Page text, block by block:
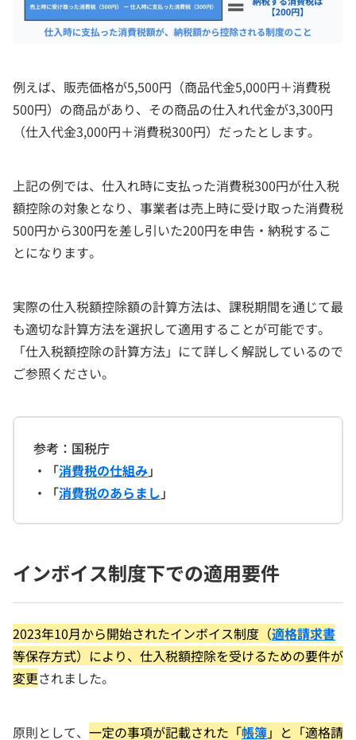
例えば、販売価格が5,500円（商品代金5,000円＋消費税
500円）の商品があり、その商品の仕入れ代金が3,300円
（仕入代金3,000円＋消費税300円）だったとします。
上記の例では、仕入れ時に支払った消費税300円が仕入税
額控除の対象となり、事業者は売上時に受け取った消費税
500円から300円を差し引いた200円を申告・納税するこ
とになります。
実際の仕入税額控除額の計算方法は、課税期間を通じて最
も適切な計算方法を選択して適用することが可能です。
「仕入税額控除の計算方法」にて詳しく解説しているので
ご参照ください。
参考：国税庁
・「消費税の仕組み」
・「消費税のあらまし 」
インボイス制度下での適用要件
2023年10月から開始されたインボイス制度（適格請求書
等保存方式）により、仕入税額控除を受けるための要件が
変更されました。
原則として、 一定の事項が記載された「帳簿」と「適格請